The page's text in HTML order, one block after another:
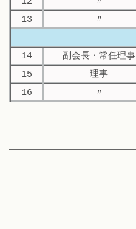
13
〃
14
副会長・常任理事
15
理事
16
〃